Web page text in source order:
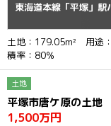
東海道本線「平塚」
土地：179.05m² 用途
積率：80％
土地
平塚市唐ケ原の土地
1,500万円